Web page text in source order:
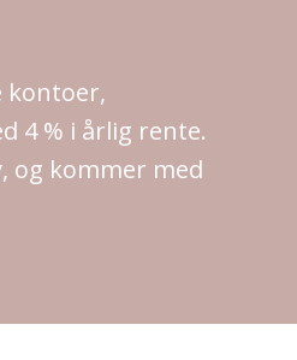
kontoer,
4 % i årlig rente.
og kommer med